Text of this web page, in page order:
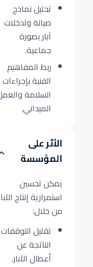
تحليل نماذج
صيانة وتدخلات
آبار بصورة
جماعية.
ربط المفاهيم
الفنية بإجراءات
السلامة
الميداني.
الأثر على
المؤسسة
يمكن تحسين
استمرارية إنتاج
من خلال:
تقليل التوقفات
الناتجة عن
أعطال الآبار.